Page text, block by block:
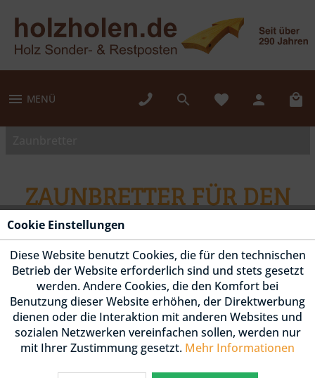
MENÜ
ZAUNBRETTER FÜR DEN
GARTEN
FILTERN
Cookie Einstellungen
Diese Website benutzt Cookies, die für den technischen
Betrieb der Website erforderlich sind und stets gesetzt
werden. Andere Cookies, die den Komfort bei
Benutzung dieser Website erhöhen, der Direktwerbung
dienen oder die Interaktion mit anderen Websites und
sozialen Netzwerken vereinfachen sollen, werden nur
mit Ihrer Zustimmung gesetzt. Mehr Informationen